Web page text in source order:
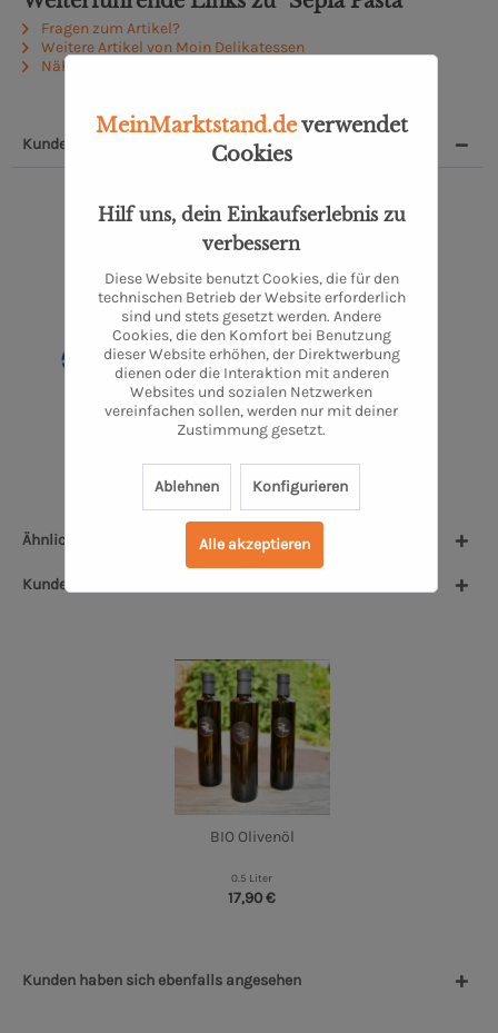
Fragen zum Artikel?
Weitere Artikel von Moin Delikatessen
Näheres zum Produzenten
Kunden, die dieses Produkt kauften, kauften auch:
Diavolo Pesto
1 Stück
Ähnliche Artikel
Kunden kauften auch
BIO Olivenöl
0.5 Liter
17,90 €
Kunden haben sich ebenfalls angesehen
MeinMarktstand.deverwendet
Cookies
Hilf uns, dein Einkaufserlebnis zu
verbessern
Diese Website benutzt Cookies, die für den
technischen Betrieb der Website erforderlich
sind und stets gesetzt werden. Andere
Cookies, die den Komfort bei Benutzung
dieser Website erhöhen, der Direktwerbung
dienen oder die Interaktion mit anderen
Websites und sozialen Netzwerken
vereinfachen sollen, werden nur mit deiner
Zustimmung gesetzt.
Ablehnen Konfigurieren
Alle akzeptieren